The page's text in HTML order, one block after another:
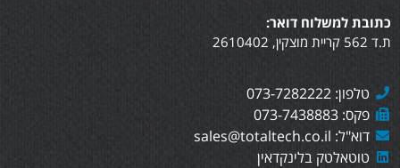
כתובת למשלוח דואר:
ת.ד 562 קריית מוצקין, 2610402
טלפון: 073-7282222
פקס: 073-7438883
דוא"ל: sales@totaltech.co.il
טוטאלטק בלינקדאין